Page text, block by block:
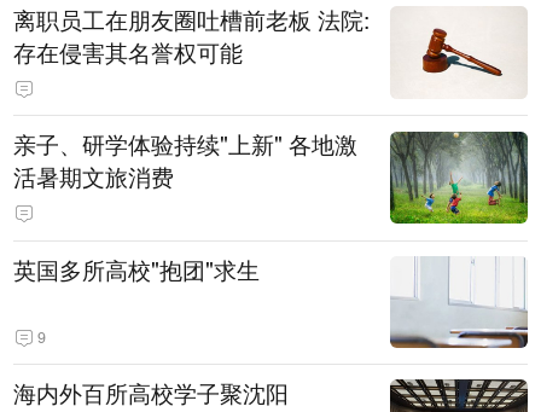
离职员工在朋友圈吐槽前老板 法院:
存在侵害其名誉权可能
亲子、研学体验持续"上新" 各地激
活暑期文旅消费
英国多所高校"抱团"求生
9
海内外百所高校学子聚沈阳